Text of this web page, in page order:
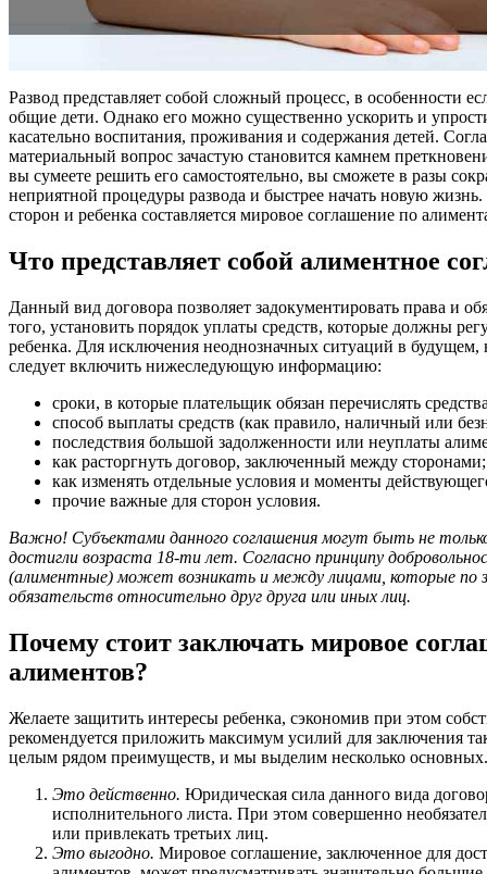
Развод представляет собой сложный процесс, в особенности
общие дети. Однако его можно существенно ускорить и
касательно воспитания, проживания и содержания детей.
материальный вопрос зачастую становится камнем
вы сумеете решить его самостоятельно, вы сможете в разы
неприятной процедуры развода и быстрее начать новую
сторон и ребенка составляется мировое соглашение по
Что представляет собой алиментное
Данный вид договора позволяет задокументировать права и
того, установить порядок уплаты средств, которые должны
ребенка. Для исключения неоднозначных ситуаций в будущем,
следует включить нижеследующую информацию:
сроки, в которые плательщик обязан перечислять
способ выплаты средств (как правило, наличный или
последствия большой задолженности или неуплаты
как расторгнуть договор, заключенный между сторонами;
как изменять отдельные условия и моменты
прочие важные для сторон условия.
Важно! Субъектами данного соглашения могут быть не
достигли возраста 18-ти лет. Согласно принципу
(алиментные) может возникать и между лицами, которые по
обязательств относительно друг друга или иных лиц.
Почему стоит заключать мировое
алиментов?
Желаете защитить интересы ребенка, сэкономив при этом
рекомендуется приложить максимум усилий для заключения
целым рядом преимуществ, и мы выделим несколько основных.
Это действенно. Юридическая сила данного вида
исполнительного листа. При этом совершенно
или привлекать третьих лиц.
Это выгодно. Мировое соглашение, заключенное для